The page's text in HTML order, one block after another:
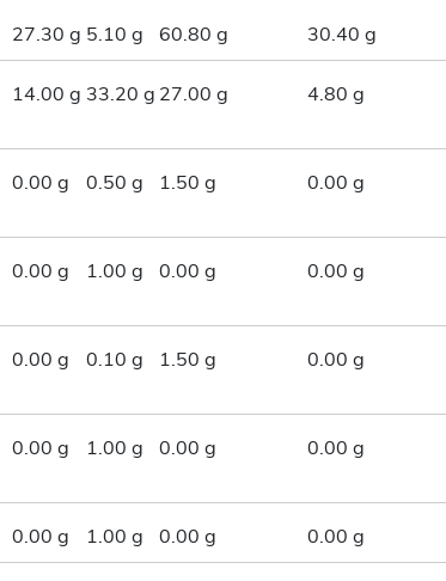
27.30 g 5.10 g 60.80 g 30.40 g
14.00 g 33.20 g 27.00 g 4.80 g
0.00 g 0.50 g 1.50 g 0.00 g
0.00 g 1.00 g 0.00 g 0.00 g
0.00 g 0.10 g 1.50 g 0.00 g
0.00 g 1.00 g 0.00 g 0.00 g
0.00 g 1.00 g 0.00 g 0.00 g